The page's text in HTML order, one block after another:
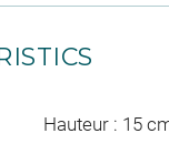
Hauteur : 15